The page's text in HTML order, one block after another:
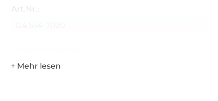
Art.Nr.: